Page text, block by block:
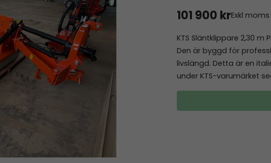
101 900 krExkl moms
KTS Släntklippare 2,30
Den är byggd för
livslängd. Detta är en
under KTS-varumärket